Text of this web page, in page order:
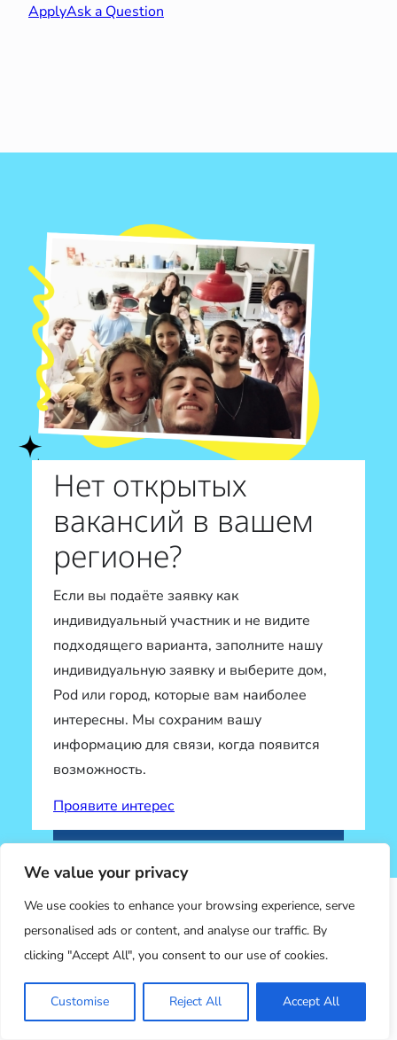
We value your privacy
We use cookies to enhance your browsing experience, serve
personalised ads or content, and analyse our traffic. By
clicking "Accept All", you consent to our use of cookies.
Customise Reject All Accept All
ApplyAsk a Question
Нет открытых
вакансий в вашем
регионе?
Если вы подаёте заявку как
индивидуальный участник и не видите
подходящего варианта, заполните нашу
индивидуальную заявку и выберите дом,
Pod или город, которые вам наиболее
интересны. Мы сохраним вашу
информацию для связи, когда появится
возможность.
Проявите интерес
Instagram
Facebook
ContactDonate